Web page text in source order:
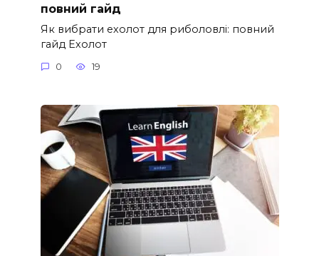
повний гайд
Як вибрати ехолот для риболовлі: повний
гайд Ехолот
0 19